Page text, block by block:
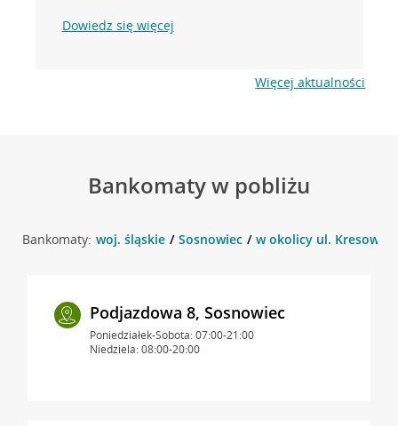
Dowiedz się więcej
Więcej aktualności
Bankomaty w pobliżu
Bankomaty: woj. śląskie Sosnowiec w okolicy ul. Kresowa
Podjazdowa 8, Sosnowiec
Poniedziałek-Sobota: 07:00-21:00
Niedziela: 08:00-20:00